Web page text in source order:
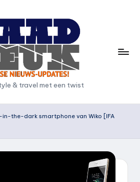
& travel met een twist
in-the-dark smartphone van Wiko [IFA